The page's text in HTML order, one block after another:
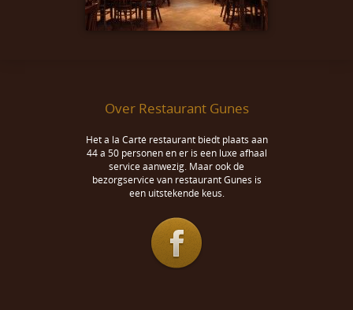
Over Restaurant Gunes
Het a la Carté restaurant biedt plaats aan
44 a 50 personen en er is een luxe afhaal
service aanwezig. Maar ook de
bezorgservice van restaurant Gunes is
een uitstekende keus.